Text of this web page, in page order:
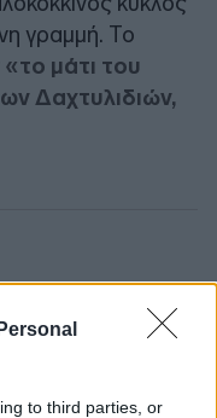
to third parties, or
γραμμή. Το
«το μάτι του
Δαχτυλιδιών,